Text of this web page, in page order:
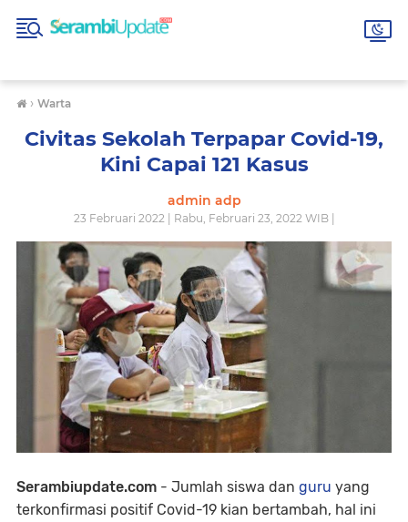
› Warta
Civitas Sekolah Terpapar Covid-19,
Kini Capai 121 Kasus
admin adp
23 Februari 2022 | Rabu, Februari 23, 2022 WIB |
Serambiupdate.com - Jumlah siswa dan guru yang
terkonfirmasi positif Covid-19 kian bertambah, hal ini